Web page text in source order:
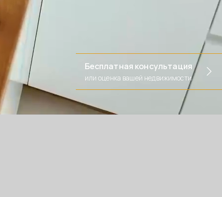
Бесплатная консультация
или оценка вашей недвижимости